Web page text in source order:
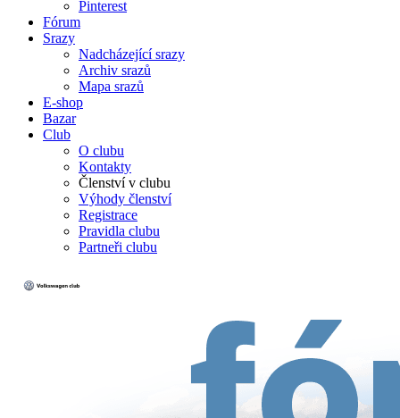
Pinterest
Fórum
Srazy
Nadcházející srazy
Archiv srazů
Mapa srazů
E-shop
Bazar
Club
O clubu
Kontakty
Členství v clubu
Výhody členství
Registrace
Pravidla clubu
Partneři clubu